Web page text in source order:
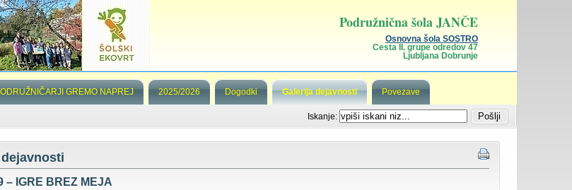
Podružnična šola JANČE
Osnovna šola SOSTRO
Cesta II. grupe odredov 47
Ljubljana Dobrunje
GREMO NAPREJ 2025/2026 Dogodki Galerija dejavnosti Povezave
Iskanje:
– IGRE BREZ MEJA